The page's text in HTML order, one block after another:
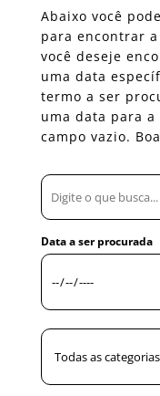
Abaixo você
para encontrar
você deseje
uma data
termo a ser
uma data para
campo vazio.